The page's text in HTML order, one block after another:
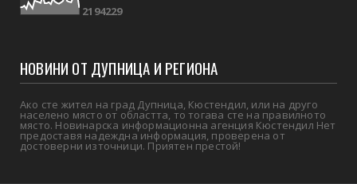
21 94229
НОВИНИ ОТ ДУПНИЦА И РЕГИОНА
Ако сте жител на град Дупница, Кюстендил, или на друго
населено място от областта, то тогава сте на правилното
място. Новинарска информационна агенция Кюстендил Нет
предоставя надеждна информация, проверена от
достоверни източници. Приятен престой!